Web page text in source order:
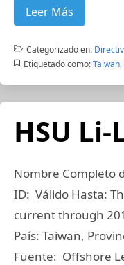
Leer Más
Categorizado en:
Etiquetado como:
HSU Li-
Nombre Completo
ID: Válido Hasta:
current through
País: Taiwan,
Fuente: Offshore